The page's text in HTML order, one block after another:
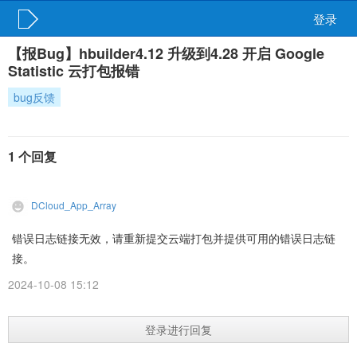
登录
【报Bug】hbuilder4.12 升级到4.28 开启 Google
Statistic 云打包报错
bug反馈
1 个回复
DCloud_App_Array
错误日志链接无效，请重新提交云端打包并提供可用的错误日志链
接。
2024-10-08 15:12
登录进行回复